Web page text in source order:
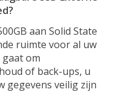
aan Solid State
ruimte voor al uw
om
of back-ups, u
gegevens veilig zijn